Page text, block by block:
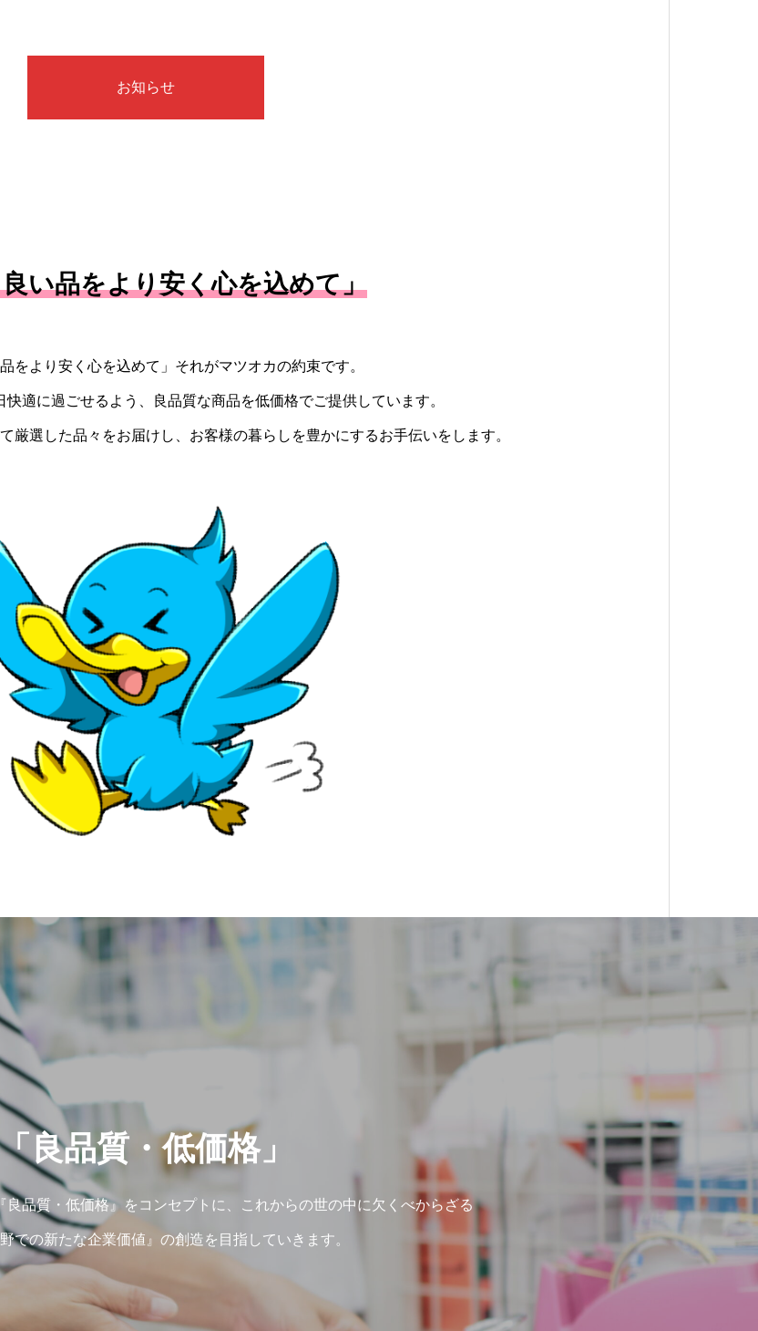
お知らせ
い品をより安く心を込めて」
品をより安く心を込めて」それがマツオカの約束です。
適に過ごせるよう、良品質な商品を低価格でご提供しています。
厳選した品々をお届けし、お客様の暮らしを豊かにするお手伝いをします。
良品質・低価格」
品質・低価格』をコンセプトに、これからの世の中に欠くべからざる
野での新たな企業価値』の創造を目指していきます。